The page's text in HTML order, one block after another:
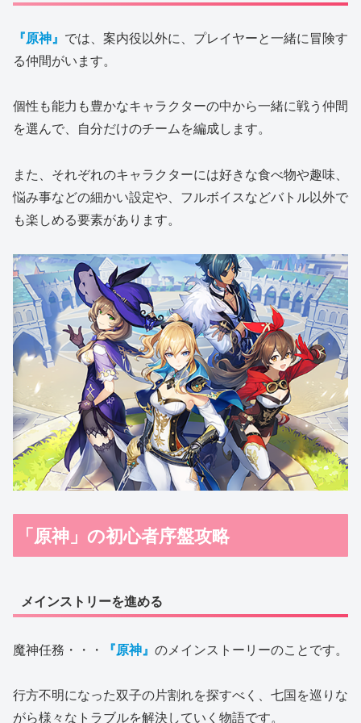
『原神』 では、案内役以外に、プレイヤーと一緒に冒険す
る仲間がいます。
個性も能力も豊かなキャラクターの中から一緒に戦う仲間
を選んで、自分だけのチームを編成します。
また、それぞれのキャラクターには好きな食べ物や趣味、
悩み事などの細かい設定や、フルボイスなどバトル以外で
も楽しめる要素があります。
「原神」の初心者序盤攻略
メインストリーを進める
魔神任務・・・ 『原神』 のメインストーリーのことです。
行方不明になった双子の片割れを探すべく、七国を巡りな
がら様々なトラブルを解決していく物語です。